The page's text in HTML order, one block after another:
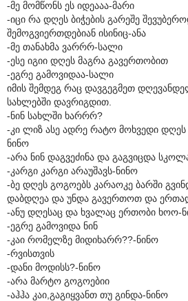
-მე მომწონს ეს იდეააა-მარი
-იცი რა დღეს ბიჭების გარეშე
შემოგვიერთდებიან ისინიც-ანა
-მე თანახმა ვარრრ-სალი
-ესე იგიი დღეს მაგრა გავერთობით
-ეგრე გამოვიდაა-სალი
იმის შემდეგ რაც დავგეგმეთ
სახლებში დავრიგდით.
-ნინ სახლში ხარრრ?
-კი ლიზ ასე ადრე რატო მოხვედი დღეს
ნინო
-არა ნინ დაგვეძინა და გაგვიცდა
-კარგი კარგი არაუშავს-ნინო
-ბე დღეს გოგოებს კარაოკე ბარში
დაბდღეა და უნდა გავერთოთ და
-ანუ დღესაც და ხვალაც ერთობი ხოო-
-ეგრე გამოვიდა ნინ
-კაი რომელზე მიდიხარრ??-ნინო
-რვისთვის
-დანი მოდისს?-ნინო
-არა მარტო გოგოებიი
-აჰჰა კაი,გაგიყვანთ თუ გინდა-ნინო